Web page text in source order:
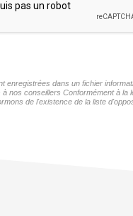
enregistrées dans un fichier
nos conseillers Conformément à
de l'existence de la liste